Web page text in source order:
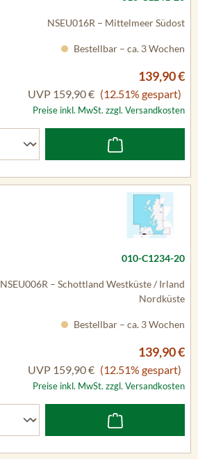
NSEU016R – Mittelmeer Südost
Bestellbar – ca. 3 Wochen
139,90 €
UVP 159,90 € (12.51% gespart)
Preise inkl. MwSt. zzgl. Versandkosten
010-C1234-20
NSEU006R – Schottland Westküste / Irland
Nordküste
Bestellbar – ca. 3 Wochen
139,90 €
UVP 159,90 € (12.51% gespart)
Preise inkl. MwSt. zzgl. Versandkosten